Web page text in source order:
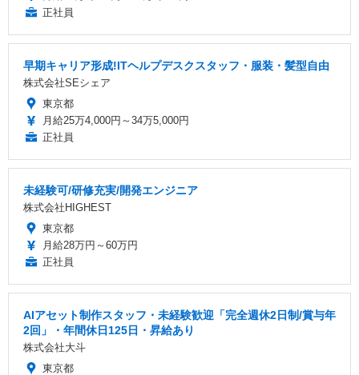
正社員
早期キャリア形成!ITヘルプデスクスタッフ・服装・髪型自由
株式会社SEシェア
東京都
月給25万4,000円～34万5,000円
正社員
未経験可/研修充実/開発エンジニア
株式会社HIGHEST
東京都
月給28万円～60万円
正社員
AIアセット制作スタッフ・未経験歓迎「完全週休2日制/賞与年
2回」・年間休日125日・昇給あり
株式会社大斗
東京都